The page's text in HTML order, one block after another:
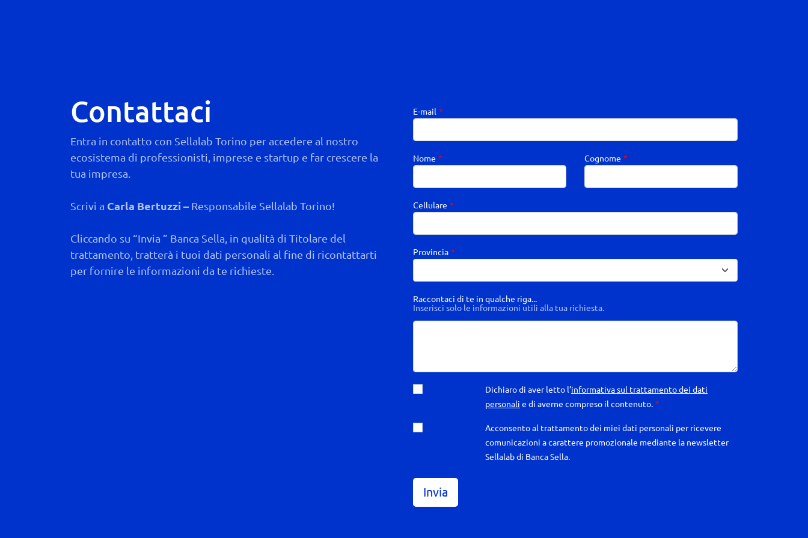
Contattaci
Entra in contatto con Sellalab Torino per accedere al nostro
ecosistema di professionisti, imprese e startup e far crescere la
tua impresa.
Scrivi a Carla Bertuzzi – Responsabile Sellalab Torino!
Cliccando su “Invia ” Banca Sella, in qualità di Titolare del
trattamento, tratterà i tuoi dati personali al fine di ricontattarti
per fornire le informazioni da te richieste.
E-mail *
Nome * Cognome *
Cellulare *
Provincia *
Raccontaci di te in qualche riga...
Inserisci solo le informazioni utili alla tua richiesta.
Dichiaro di aver letto l’informativa sul trattamento dei dati
personali e di averne compreso il contenuto. *
Acconsento al trattamento dei miei dati personali per ricevere
comunicazioni a carattere promozionale mediante la newsletter
Sellalab di Banca Sella.
Invia